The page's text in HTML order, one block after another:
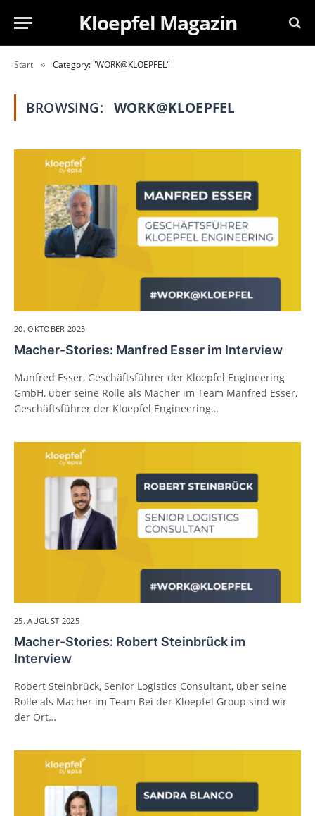
Kloepfel Magazin
Start » Category: "WORK@KLOEPFEL"
BROWSING: WORK@KLOEPFEL
20. OKTOBER 2025
Macher-Stories: Manfred Esser im Interview
Manfred Esser, Geschäftsführer der Kloepfel Engineering
GmbH, über seine Rolle als Macher im Team Manfred Esser,
Geschäftsführer der Kloepfel Engineering…
25. AUGUST 2025
Macher-Stories: Robert Steinbrück im
Interview
Robert Steinbrück, Senior Logistics Consultant, über seine
Rolle als Macher im Team Bei der Kloepfel Group sind wir
der Ort…